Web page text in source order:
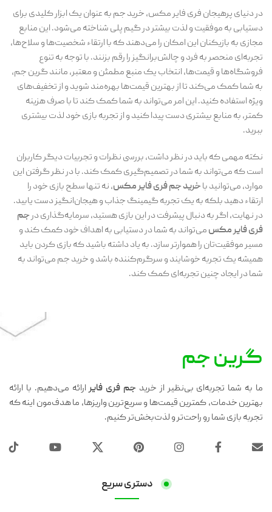
در دنیای پرهیجان فری فایر مکس، خرید جم به عنوان یک ابزار کلیدی برای
دستیابی به موفقیت و لذت بیشتر در گیم پلی شناخته می‌شود. این منابع
مجازی به بازیکنان این امکان را می‌دهند که با ارتقاء شخصیت‌ها و سلاح‌ها،
تجربه‌ای منحصر به فرد و چالش‌برانگیز را رقم بزنند. با توجه به تنوع
فروشگاه‌ها و قیمت‌ها، انتخاب یک منبع مطمئن و معتبر، مانند گرین جم،
به شما کمک می‌کند تا از بهترین قیمت‌ها بهره‌مند شوید و از تخفیف‌های
ویژه استفاده کنید. این امر می‌تواند به شما کمک کند تا با صرف هزینه
کمتر، به منابع بیشتری دست پیدا کنید و از تجربه بازی خود لذت بیشتری
ببرید.
نکته مهمی که باید در نظر داشت، بررسی نظرات و تجربیات دیگر کاربران
است که می‌تواند به شما در تصمیم‌گیری کمک کند. با در نظر گرفتن این
موارد، می‌توانید باخرید جم فری فایر مکس، نه تنها سطح بازی خود را
ارتقاء دهید بلکه به یک تجربه گیمینگ جذاب و هیجان‌انگیز دست یابید.
در نهایت، اگر به دنبال پیشرفت در این بازی هستید، سرمایه‌گذاری درجم
فری فایر مکسمی‌تواند به شما در دستیابی به اهداف خود کمک کند و
مسیر موفقیت‌تان را هموارتر سازد. به یاد داشته باشید که بازی کردن باید
همیشه یک تجربه خوشایند و سرگرم‌کننده باشد و خرید جم می‌تواند به
شما در ایجاد چنین تجربه‌ای کمک کند.
گرین جم
ما به شما تجربه‌ای بی‌نظیر از خرید جم فری فایرارائه می‌دهیم. با ارائه
بهترین خدمات، کمترین قیمت‌ها و سریع‌ترین واریزها، ما هدف‌مون اینه که
تجربه بازی شما رو راحت‌تر و لذت‌بخش‌تر کنیم.
دستری سریع